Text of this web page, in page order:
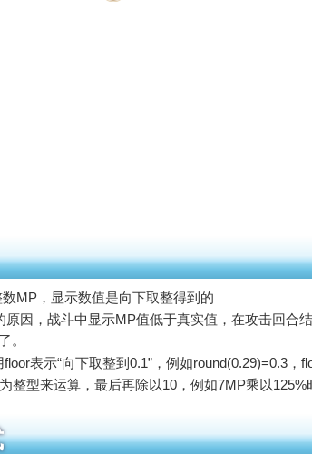
MP，显示数值是向下取整得到的
原因，战斗中显示MP值低于真实值，在攻击回合
。
表示“向下取整到0.1”，例如round(0.29)=0.3，
整型来运算，最后再除以10，例如7MP乘以125%